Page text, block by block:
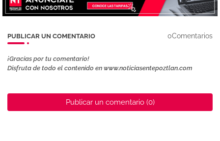
PUBLICAR UN COMENTARIO 0Comentarios
¡Gracias por tu comentario!
Disfruta de todo el contenido en www.noticiasentepoztlan.com
Publicar un comentario (0)